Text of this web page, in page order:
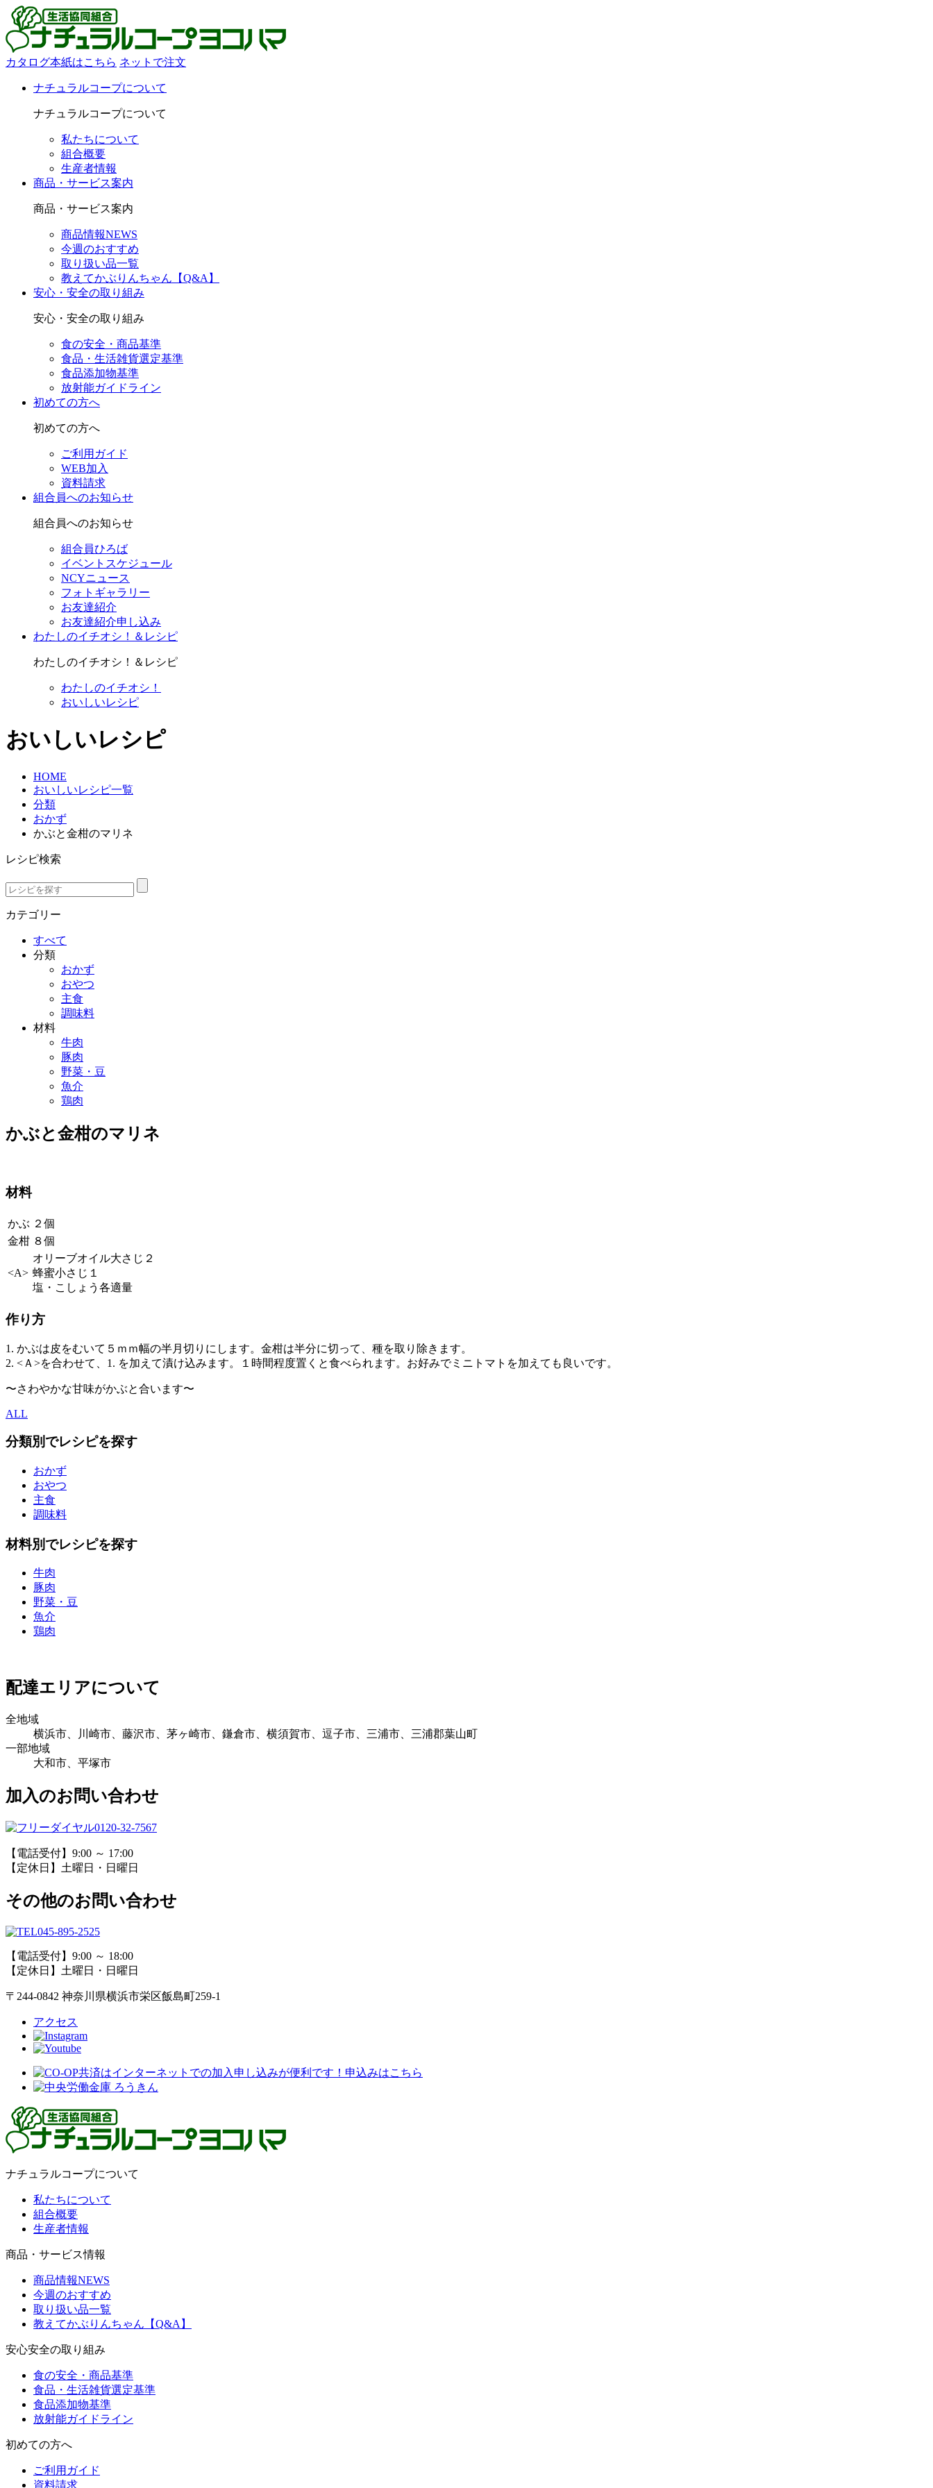
カタログ本紙はこちら ネットで注文
ナチュラルコープについて
ナチュラルコープについて
私たちについて
組合概要
生産者情報
商品・サービス案内
商品・サービス案内
商品情報NEWS
今週のおすすめ
取り扱い品一覧
教えてかぶりんちゃん【Q&A】
安心・安全の取り組み
安心・安全の取り組み
食の安全・商品基準
食品・生活雑貨選定基準
食品添加物基準
放射能ガイドライン
初めての方へ
初めての方へ
ご利用ガイド
WEB加入
資料請求
組合員へのお知らせ
組合員へのお知らせ
組合員ひろば
イベントスケジュール
NCYニュース
フォトギャラリー
お友達紹介
お友達紹介申し込み
わたしのイチオシ！＆レシピ
わたしのイチオシ！＆レシピ
わたしのイチオシ！
おいしいレシピ
おいしいレシピ
HOME
おいしいレシピ一覧
分類
おかず
かぶと金柑のマリネ
レシピ検索
カテゴリー
すべて
分類
おかず
おやつ
主食
調味料
材料
牛肉
豚肉
野菜・豆
魚介
鶏肉
かぶと金柑のマリネ
材料
かぶ ２個
金柑 ８個
<A>
オリーブオイル大さじ２
蜂蜜小さじ１
塩・こしょう各適量
作り方
1. かぶは皮をむいて５ｍｍ幅の半月切りにします。金柑は半分に切って、種を取り除きます。
2. <Ａ>を合わせて、1. を加えて漬け込みます。１時間程度置くと食べられます。お好みでミニトマトを加えても良いです。
〜さわやかな甘味がかぶと合います〜
ALL
分類別でレシピを探す
おかず
おやつ
主食
調味料
材料別でレシピを探す
牛肉
豚肉
野菜・豆
魚介
鶏肉
配達エリアについて
全地域
横浜市、川崎市、藤沢市、茅ヶ崎市、鎌倉市、横須賀市、逗子市、三浦市、三浦郡葉山町
一部地域
大和市、平塚市
加入のお問い合わせ
0120-32-7567
【電話受付】9:00 ～ 17:00
【定休日】土曜日・日曜日
その他のお問い合わせ
045-895-2525
【電話受付】9:00 ～ 18:00
【定休日】土曜日・日曜日
〒244-0842 神奈川県横浜市栄区飯島町259-1
アクセス
ナチュラルコープについて
私たちについて
組合概要
生産者情報
商品・サービス情報
商品情報NEWS
今週のおすすめ
取り扱い品一覧
教えてかぶりんちゃん【Q&A】
安心安全の取り組み
食の安全・商品基準
食品・生活雑貨選定基準
食品添加物基準
放射能ガイドライン
初めての方へ
ご利用ガイド
資料請求